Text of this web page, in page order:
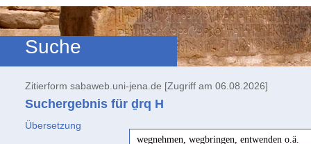
Suche
Zitierform sabaweb.uni-jena.de [Zugriff am 06.08.2026]
Suchergebnis für ḏrq H
Übersetzung
wegnehmen, wegbringen, entwenden o.ä.